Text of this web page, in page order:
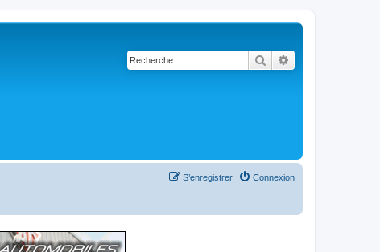
Rechercher
Connexion
S’enregistrer